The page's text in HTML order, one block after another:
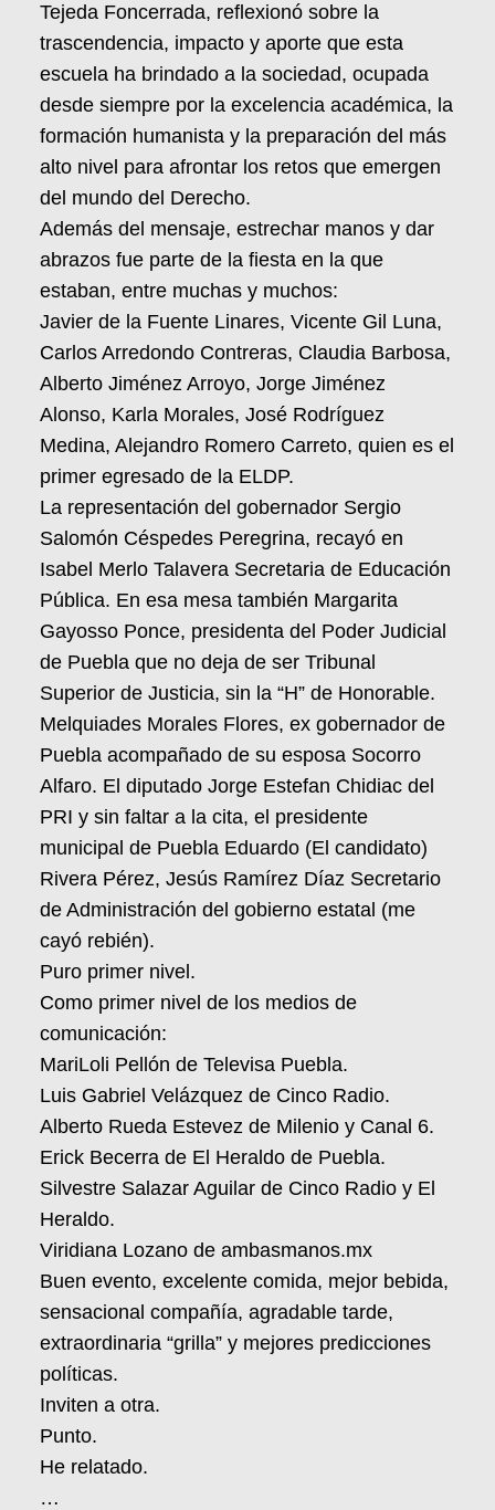
Tejeda Foncerrada, reflexionó sobre la
trascendencia, impacto y aporte que esta
escuela ha brindado a la sociedad, ocupada
desde siempre por la excelencia académica, la
formación humanista y la preparación del más
alto nivel para afrontar los retos que emergen
del mundo del Derecho.
Además del mensaje, estrechar manos y dar
abrazos fue parte de la fiesta en la que
estaban, entre muchas y muchos:
Javier de la Fuente Linares, Vicente Gil Luna,
Carlos Arredondo Contreras, Claudia Barbosa,
Alberto Jiménez Arroyo, Jorge Jiménez
Alonso, Karla Morales, José Rodríguez
Medina, Alejandro Romero Carreto, quien es el
primer egresado de la ELDP.
La representación del gobernador Sergio
Salomón Céspedes Peregrina, recayó en
Isabel Merlo Talavera Secretaria de Educación
Pública. En esa mesa también Margarita
Gayosso Ponce, presidenta del Poder Judicial
de Puebla que no deja de ser Tribunal
Superior de Justicia, sin la “H” de Honorable.
Melquiades Morales Flores, ex gobernador de
Puebla acompañado de su esposa Socorro
Alfaro. El diputado Jorge Estefan Chidiac del
PRI y sin faltar a la cita, el presidente
municipal de Puebla Eduardo (El candidato)
Rivera Pérez, Jesús Ramírez Díaz Secretario
de Administración del gobierno estatal (me
cayó rebién).
Puro primer nivel.
Como primer nivel de los medios de
comunicación:
MariLoli Pellón de Televisa Puebla.
Luis Gabriel Velázquez de Cinco Radio.
Alberto Rueda Estevez de Milenio y Canal 6.
Erick Becerra de El Heraldo de Puebla.
Silvestre Salazar Aguilar de Cinco Radio y El
Heraldo.
Viridiana Lozano de ambasmanos.mx
Buen evento, excelente comida, mejor bebida,
sensacional compañía, agradable tarde,
extraordinaria “grilla” y mejores predicciones
políticas.
Inviten a otra.
Punto.
He relatado.
…